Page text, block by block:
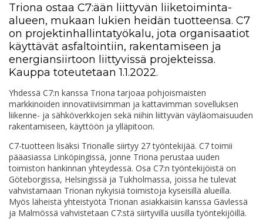
Triona ostaa C7:ään liittyvän liiketoiminta-
alueen, mukaan lukien heidän tuotteensa. C7
on projektinhallintatyökalu, jota organisaatiot
käyttävät asfaltointiin, rakentamiseen ja
energiansiirtoon liittyvissä projekteissa.
Kauppa toteutetaan 1.1.2022.
Yhdessä C7:n kanssa Triona tarjoaa pohjoismaisten
markkinoiden innovatiivisimman ja kattavimman sovelluksen
liikenne- ja sähköverkkojen sekä niihin liittyvän väyläomaisuuden
rakentamiseen, käyttöön ja ylläpitoon.
C7-tuotteen lisäksi Trionalle siirtyy 27 työntekijää. C7 toimii
pääasiassa Linköpingissä, jonne Triona perustaa uuden
toimiston hankinnan yhteydessä. Osa C7:n työntekijöistä on
Göteborgissa, Helsingissä ja Tukholmassa, joissa he tulevat
vahvistamaan Trionan nykyisiä toimistoja kyseisillä alueilla.
Myös läheistä yhteistyötä Trionan asiakkaisiin kanssa Gävlessä
ja Malmössä vahvistetaan C7:stä siirtyvillä uusilla työntekijöillä.